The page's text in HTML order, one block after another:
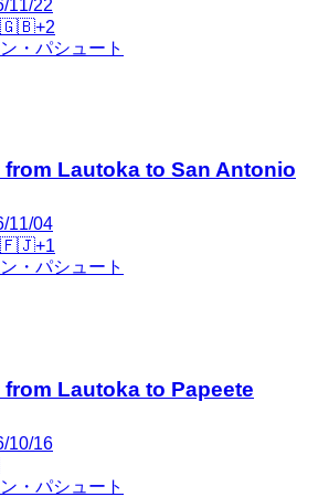
11/22
🇬🇧+2
・パシュート
Lautoka to San Antonio
11/04
🇫🇯+1
・パシュート
Lautoka to Papeete
10/16
・パシュート